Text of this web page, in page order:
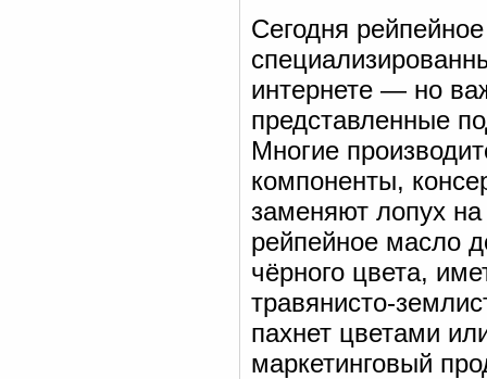
Сегодня
интернете — но
представленные
Многие
компоненты,
заменяют лопух
рейпейное масло
чёрного цвета,
травянисто-
пахнет цветами
маркетинговый